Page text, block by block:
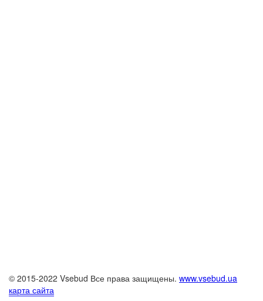
© 2015-2022 Vsebud Все права защищены. www.vsebud.ua
карта сайта